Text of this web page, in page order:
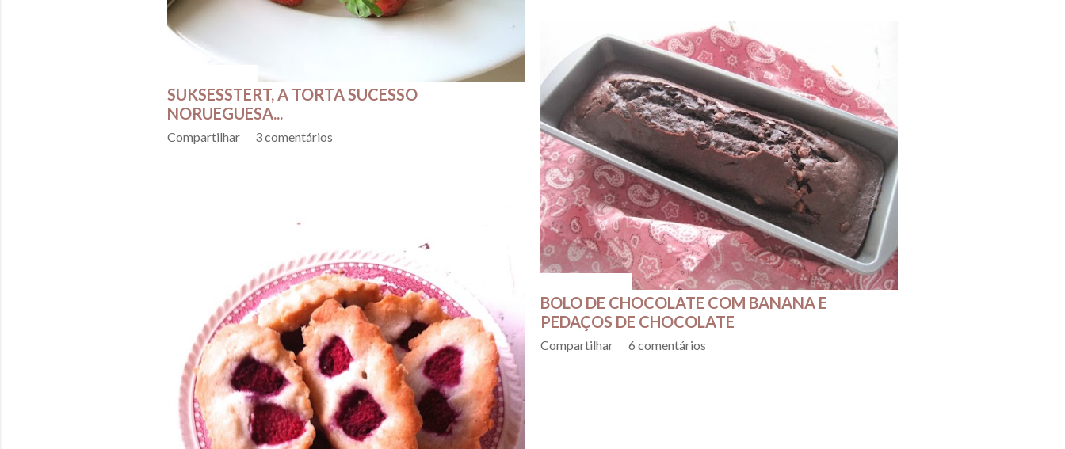
SUKSESSTERT, A TORTA SUCESSO
NORUEGUESA...
Compartilhar 3 comentários
BOLO DE CHOCOLATE COM BANANA E
PEDAÇOS DE CHOCOLATE
Compartilhar 6 comentários